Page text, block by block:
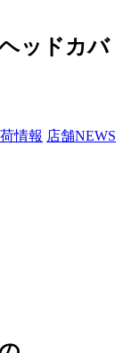
ッドカバ
情報 店舗NEWS